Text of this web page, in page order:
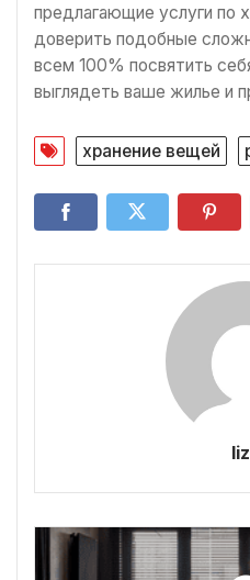
предлагающие услуги по
доверить подобные
всем 100% посвятить
выглядеть ваше жилье и
хранение вещей